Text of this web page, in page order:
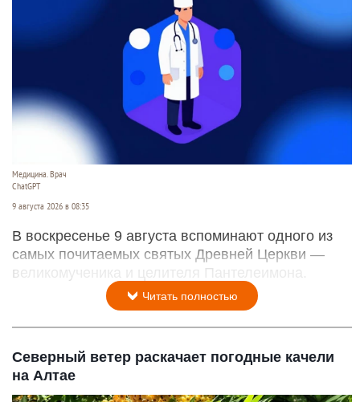
Медицина. Врач
ChatGPT
9 августа 2026 в 08:35
В воскресенье 9 августа вспоминают одного из
самых почитаемых святых Древней Церкви —
великомученика и целителя Пантелеимона.
Читать полностью
Северный ветер раскачает погодные качели
на Алтае